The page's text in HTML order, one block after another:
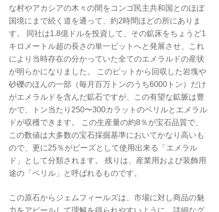
な村やアカシアの木々の間をコンゴ民主共和国とのほぼ
国境にまで続く道を通って、約2時間ほどの所にありま
す。 同社は1.8億ドルを投資して、その鉱床をちょうど1
キロメートル超の長さの単一ピットへと発展させ、これ
により当時存在の分かっていた全てのエメラルドの産状
が明らかになりました。 このピットから回収した岩塊や
砂礫のほんの一部（毎月百万トンのうち6000トン）だけ
がエメラルドを含んだ鉱石ですが、この有望な鉱脈は豊
かで、トン当たり250〜300カラットのベリルとエメラル
ドが収穫できます。 この生産量の約8％が宝石品質で、
この数値は大多数の宝石採掘基準においてかなり高いも
ので、更に25％がビーズとして使用出来る「エメラル
ド」として分類されます。 残りは、産業用および装飾用
途の「ベリル」と呼ばれるものです。
この原石からジェムフィールズは、市場に対し商品の魅
力をアピールして理解を得られやすいように、詳細なグ